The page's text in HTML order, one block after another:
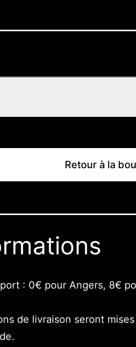
Retour à la
: 0€ pour Angers, 8€
de livraison seront